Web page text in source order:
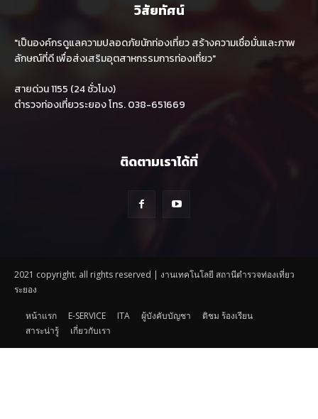
วิสัยทัศน์
"เป็นองค์กรดูแลความปลอดภัยนักท่องเที่ยว สร้างความเชื่อมั่นและภาพ
ลักษณ์ที่ดี เพื่อส่งเสริมอุตสาหกรรมการท่องเที่ยว"
สายด่วน 1155 (24 ชั่วโมง)
ตำรวจท่องเที่ยวระยอง โทร. 038-651669
ติดตามเราได้ที่
2021 copyright. all rights reserved | งานเทคโนโลยี สถานีตำรวจท่องเที่ยว
ระยอง
หน้าแรก E-SERVICE ITA ผู้บังคับบัญชา
ติชม ร้องเรียน
สาระน่ารู้
เกี่ยวกับเรา